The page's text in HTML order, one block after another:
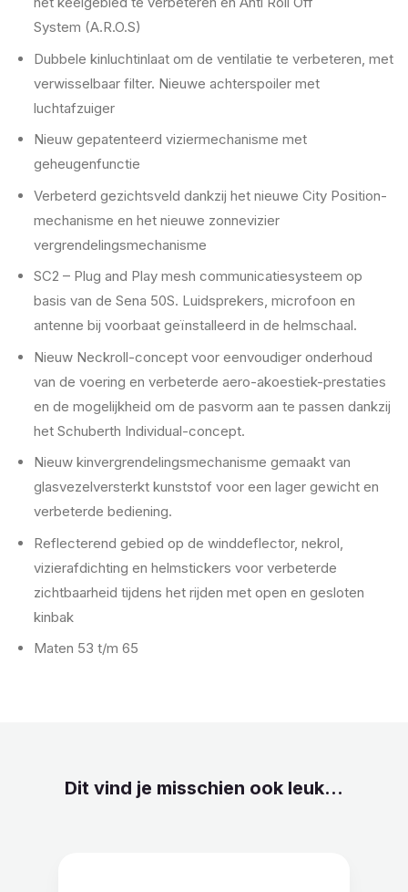
System (A.R.O.S)
Dubbele kinluchtinlaat om de ventilatie te verbeteren, met
verwisselbaar filter. Nieuwe achterspoiler met
luchtafzuiger
Nieuw gepatenteerd viziermechanisme met
geheugenfunctie
Verbeterd gezichtsveld dankzij het nieuwe City Position-
mechanisme en het nieuwe zonnevizier
vergrendelingsmechanisme
SC2 – Plug and Play mesh communicatiesysteem op
basis van de Sena 50S. Luidsprekers, microfoon en
antenne bij voorbaat geïnstalleerd in de helmschaal.
Nieuw Neckroll-concept voor eenvoudiger onderhoud
van de voering en verbeterde aero-akoestiek-prestaties
en de mogelijkheid om de pasvorm aan te passen dankzij
het Schuberth Individual-concept.
Nieuw kinvergrendelingsmechanisme gemaakt van
glasvezelversterkt kunststof voor een lager gewicht en
verbeterde bediening.
Reflecterend gebied op de winddeflector, nekrol,
vizierafdichting en helmstickers voor verbeterde
zichtbaarheid tijdens het rijden met open en gesloten
kinbak
Maten 53 t/m 65
Dit vind je misschien ook leuk...